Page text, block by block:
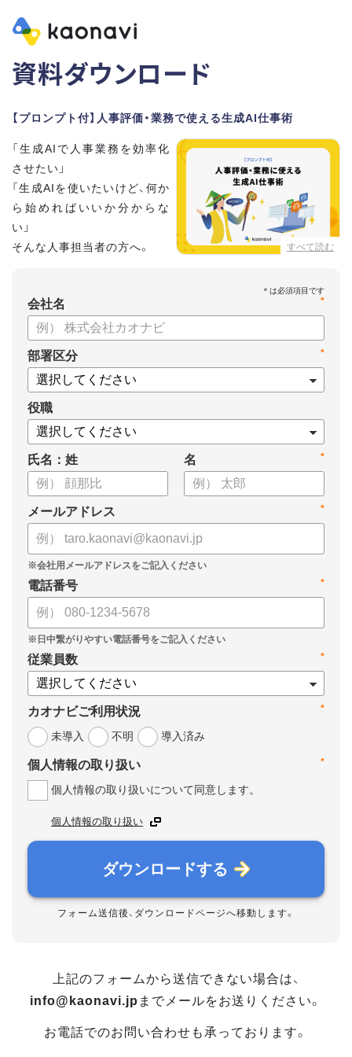
資料ダウンロード
【プロンプト付】人事評価・業務で使える生成AI仕事術
すべて読む
「生成AIで人事業務を効率化
させたい」
「生成AIを使いたいけど、何か
ら始めればいいか分からな
い」
そんな人事担当者の方へ。
本資料では、人事担当者300名の実態調査をもとに現場ですぐ
に役立つ生成AI活用術を紹介しています。
生成AI利用時のポイントや注意事項もまとめているため、これ
から始める方も安心です。評価シートフォーマットの作成や素
案の生成など、コピペで使えるプロンプトも収録！
生成AIを「壁打ち相手」や「作業アシスタント」にして、明日か
らの人事業務を効率化してみませんか？
【資料の内容】
・人事担当者に聞いた「生成AI活用に関する実態調査」
・生成AI利用における注意点やルール
・今日から使えるプロンプト集（人事評価、エンゲージメント業
務）
*
会社名
*
部署区分
役職
氏名：姓 *
名
*
メールアドレス
*
電話番号
*
従業員数
*
カオナビご利用状況
未導入
不明 導入済み
*
個人情報の取り扱い
個人情報の取り扱いについて同意します。
個人情報の取り扱い
ダウンロードする
フォーム送信後、ダウンロードページへ移動します。
上記のフォームから送信できない場合は、
info@kaonavi.jp までメールをお送りください。
お電話でのお問い合わせも承っております。